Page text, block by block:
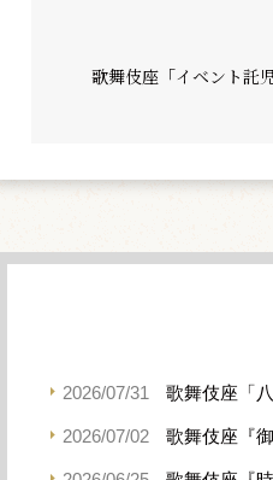
歌舞伎座「イベント託
2026/07/31 歌舞伎座「
2026/07/02 歌舞伎座『